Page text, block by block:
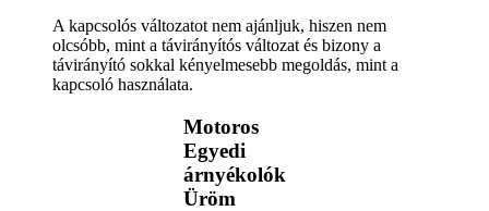
A kapcsolós változatot nem ajánljuk, hiszen nem
olcsóbb, mint a távirányítós változat és bizony a
távirányító sokkal kényelmesebb megoldás, mint a
kapcsoló használata.
Motoros
Egyedi
árnyékolók
Üröm